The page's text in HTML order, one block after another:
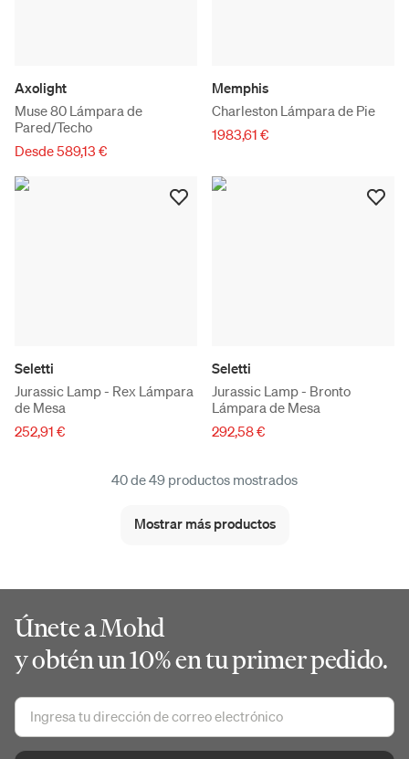
Axolight
Muse 80 Lámpara de
Pared/Techo
Desde 589,13 €
Memphis
Charleston Lámpara de Pie
1983,61 €
Seletti
Jurassic Lamp - Rex Lámpara
de Mesa
252,91 €
Seletti
Jurassic Lamp - Bronto
Lámpara de Mesa
292,58 €
40 de 49 productos mostrados
Mostrar más productos
Únete a Mohd
y obtén un 10% en tu primer pedido.